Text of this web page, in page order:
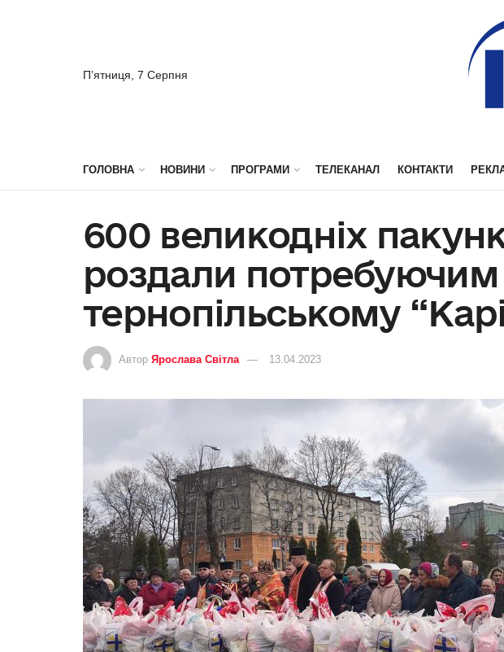
П’ятниця, 7 Серпня
ГОЛОВНА НОВИНИ ПРОГРАМИ ТЕЛЕКАНАЛ КОНТАКТИ
600 великодніх
роздали потребуючим
тернопільському
Автор Ярослава Світла 13.04.2023